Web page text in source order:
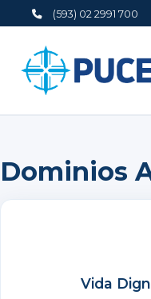
(593) 02 2991 700
Dominios
Vida